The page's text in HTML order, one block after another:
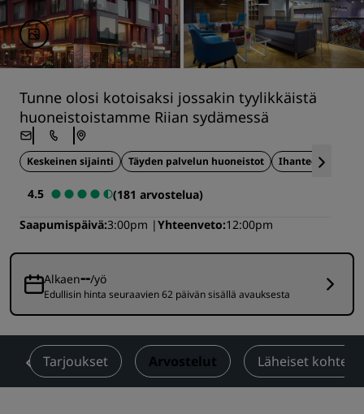
Tunne olosi kotoisaksi jossakin tyylikkäistä
huoneistoistamme Riian sydämessä
Keskeinen sijainti Täyden palvelun huoneistot Ihanteellinen
4.5
(181 arvostelua)
Saapumispäivä 3:00pm Yhteenveto 12:00pm
Alkaen--/yö
Edullisin hinta seuraavien 62 päivän sisällä avauksesta
Tarjoukset Arvostelut Läheiset kohteet